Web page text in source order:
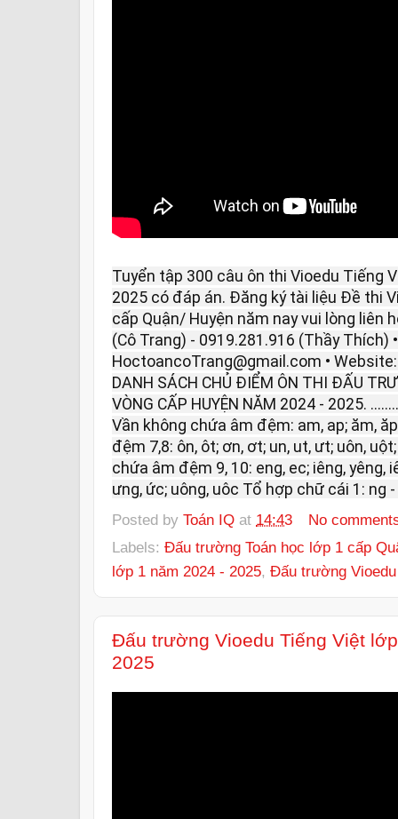
Tuyển tập 300 câu ôn thi Vioedu Tiếng
2025 có đáp án. Đăng ký tài liệu Đề thi
cấp Quận/ Huyện năm nay vui lòng liên
(Cô Trang) - 0919.281.916 (Thầy Thích)
HoctoancoTrang@gmail.com •
DANH SÁCH CHỦ ĐIỂM ÔN THI ĐẤU
VÒNG CẤP HUYỆN NĂM 2024 - 2025.
Vần không chứa âm đệm: am, ap; ăm,
đệm 7,8: ôn, ôt; ơn, ơt; un, ut, ưt; uôn,
chứa âm đệm 9, 10: eng, ec; iêng, yêng,
ưng, ức; uông, uôc Tổ hợp chữ cái 1: ng
Posted by Toán IQ at 14:43
No
Labels: Đấu trường Toán học lớp 1 cấp
lớp 1 năm 2024 - 2025, Đấu trường
Đấu trường Vioedu Tiếng Việt
2025